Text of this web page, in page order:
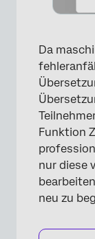
Da
Funktion
nur diese
neu zu